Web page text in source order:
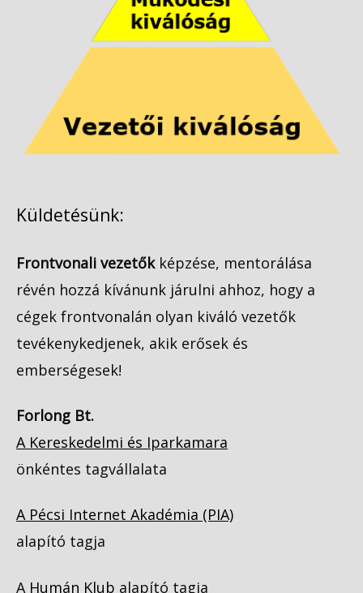
Küldetésünk:
Frontvonali vezetőkképzése, mentorálása
révén hozzá kívánunk járulni ahhoz, hogy a
cégek frontvonalán olyan kiváló vezetők
tevékenykedjenek, akik erősek és
emberségesek!
Forlong Bt.
A Kereskedelmi és Iparkamara
önkéntes tagvállalata
A Pécsi Internet Akadémia (PIA)
alapító tagja
A Humán Klub alapító tagja